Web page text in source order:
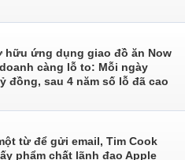
hữu ứng dụng giao đồ ăn Now
càng lỗ to: Mỗi ngày
đồng, sau 4 năm số lỗ đã cao
từ để gửi email, Tim Cook
phẩm chất lãnh đạo Apple